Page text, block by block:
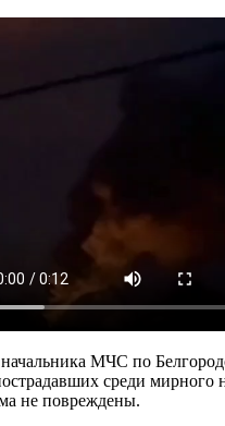
МЧС по
среди мирного
не повреждены.